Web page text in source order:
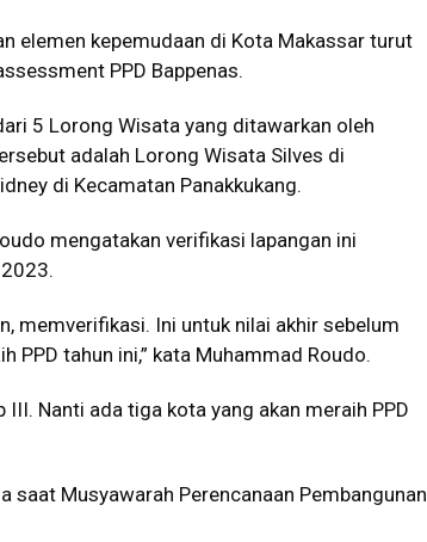
elemen kepemudaan di Kota Makassar turut
PPD Bappenas.
5 Lorong Wisata yang ditawarkan oleh
adalah Lorong Wisata Silves di
di Kecamatan Panakkukang.
mengatakan verifikasi lapangan ini
memverifikasi. Ini untuk nilai akhir sebelum
PPD tahun ini,” kata Muhammad Roudo.
Nanti ada tiga kota yang akan meraih PPD
saat Musyawarah Perencanaan Pembangunan